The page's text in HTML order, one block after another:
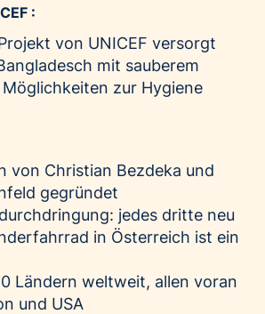
:
von UNICEF versorgt
mit sauberem
Möglichkeiten zur Hygiene
von Christian Bezdeka und
gegründet
jedes dritte neu
in Österreich ist ein
Ländern weltweit, allen voran
und USA